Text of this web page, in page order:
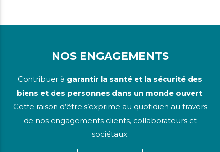
NOS ENGAGEMENTS
Contribuer à garantir la santé et la sécurité des
biens et des personnes dans un monde ouvert.
Cette raison d’être s’exprime au quotidien au travers
de nos engagements clients, collaborateurs et
sociétaux.